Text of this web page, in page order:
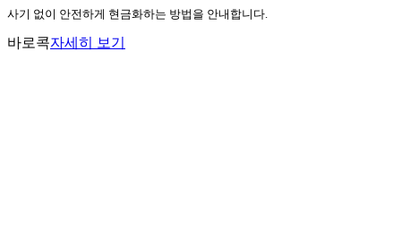
사기 없이 안전하게 현금화하는 방법을 안내합니다.
바로콕자세히 보기